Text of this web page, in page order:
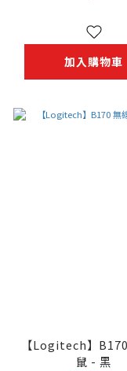
加入購物車
【Logitech】
鼠 - 黑